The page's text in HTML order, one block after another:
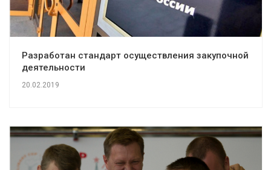
Разработан стандарт осуществления закупочной
деятельности
20.02.2019